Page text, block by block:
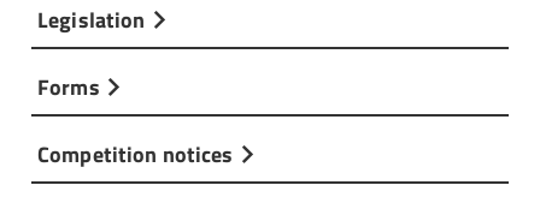
Legislation
Forms
Competition notices